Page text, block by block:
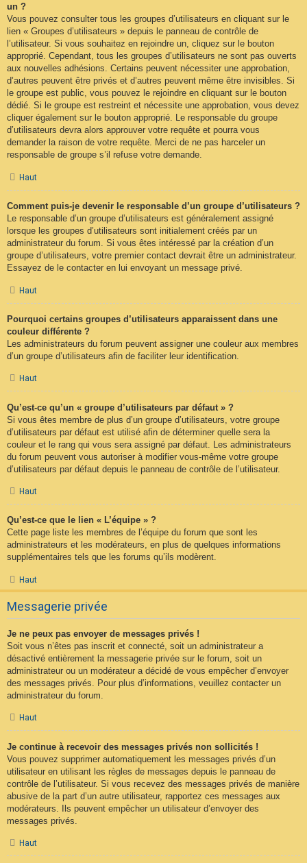
un ?
Vous pouvez consulter tous les groupes d’utilisateurs en cliquant sur le
lien « Groupes d’utilisateurs » depuis le panneau de contrôle de
l’utilisateur. Si vous souhaitez en rejoindre un, cliquez sur le bouton
approprié. Cependant, tous les groupes d’utilisateurs ne sont pas ouverts
aux nouvelles adhésions. Certains peuvent nécessiter une approbation,
d’autres peuvent être privés et d’autres peuvent même être invisibles. Si
le groupe est public, vous pouvez le rejoindre en cliquant sur le bouton
dédié. Si le groupe est restreint et nécessite une approbation, vous devez
cliquer également sur le bouton approprié. Le responsable du groupe
d’utilisateurs devra alors approuver votre requête et pourra vous
demander la raison de votre requête. Merci de ne pas harceler un
responsable de groupe s’il refuse votre demande.
Haut
Comment puis-je devenir le responsable d’un groupe d’utilisateurs ?
Le responsable d’un groupe d’utilisateurs est généralement assigné
lorsque les groupes d’utilisateurs sont initialement créés par un
administrateur du forum. Si vous êtes intéressé par la création d’un
groupe d’utilisateurs, votre premier contact devrait être un administrateur.
Essayez de le contacter en lui envoyant un message privé.
Haut
Pourquoi certains groupes d’utilisateurs apparaissent dans une
couleur différente ?
Les administrateurs du forum peuvent assigner une couleur aux membres
d’un groupe d’utilisateurs afin de faciliter leur identification.
Haut
Qu’est-ce qu’un « groupe d’utilisateurs par défaut » ?
Si vous êtes membre de plus d’un groupe d’utilisateurs, votre groupe
d’utilisateurs par défaut est utilisé afin de déterminer quelle sera la
couleur et le rang qui vous sera assigné par défaut. Les administrateurs
du forum peuvent vous autoriser à modifier vous-même votre groupe
d’utilisateurs par défaut depuis le panneau de contrôle de l’utilisateur.
Haut
Qu’est-ce que le lien « L’équipe » ?
Cette page liste les membres de l’équipe du forum que sont les
administrateurs et les modérateurs, en plus de quelques informations
supplémentaires tels que les forums qu’ils modèrent.
Haut
Messagerie privée
Je ne peux pas envoyer de messages privés !
Soit vous n’êtes pas inscrit et connecté, soit un administrateur a
désactivé entièrement la messagerie privée sur le forum, soit un
administrateur ou un modérateur a décidé de vous empêcher d’envoyer
des messages privés. Pour plus d’informations, veuillez contacter un
administrateur du forum.
Haut
Je continue à recevoir des messages privés non sollicités !
Vous pouvez supprimer automatiquement les messages privés d’un
utilisateur en utilisant les règles de messages depuis le panneau de
contrôle de l’utilisateur. Si vous recevez des messages privés de manière
abusive de la part d’un autre utilisateur, rapportez ces messages aux
modérateurs. Ils peuvent empêcher un utilisateur d’envoyer des
messages privés.
Haut